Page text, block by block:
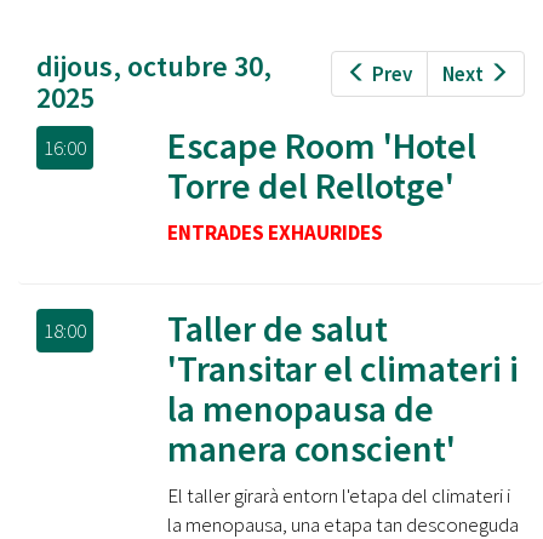
Prev Next
dijous, octubre 30,
2025
16:00
Escape Room 'Hotel
Torre del Rellotge'
ENTRADES EXHAURIDES
18:00
Taller de salut
'Transitar el climateri i
la menopausa de
manera conscient'
El taller girarà entorn l'etapa del climateri i
la menopausa, una etapa tan desconeguda